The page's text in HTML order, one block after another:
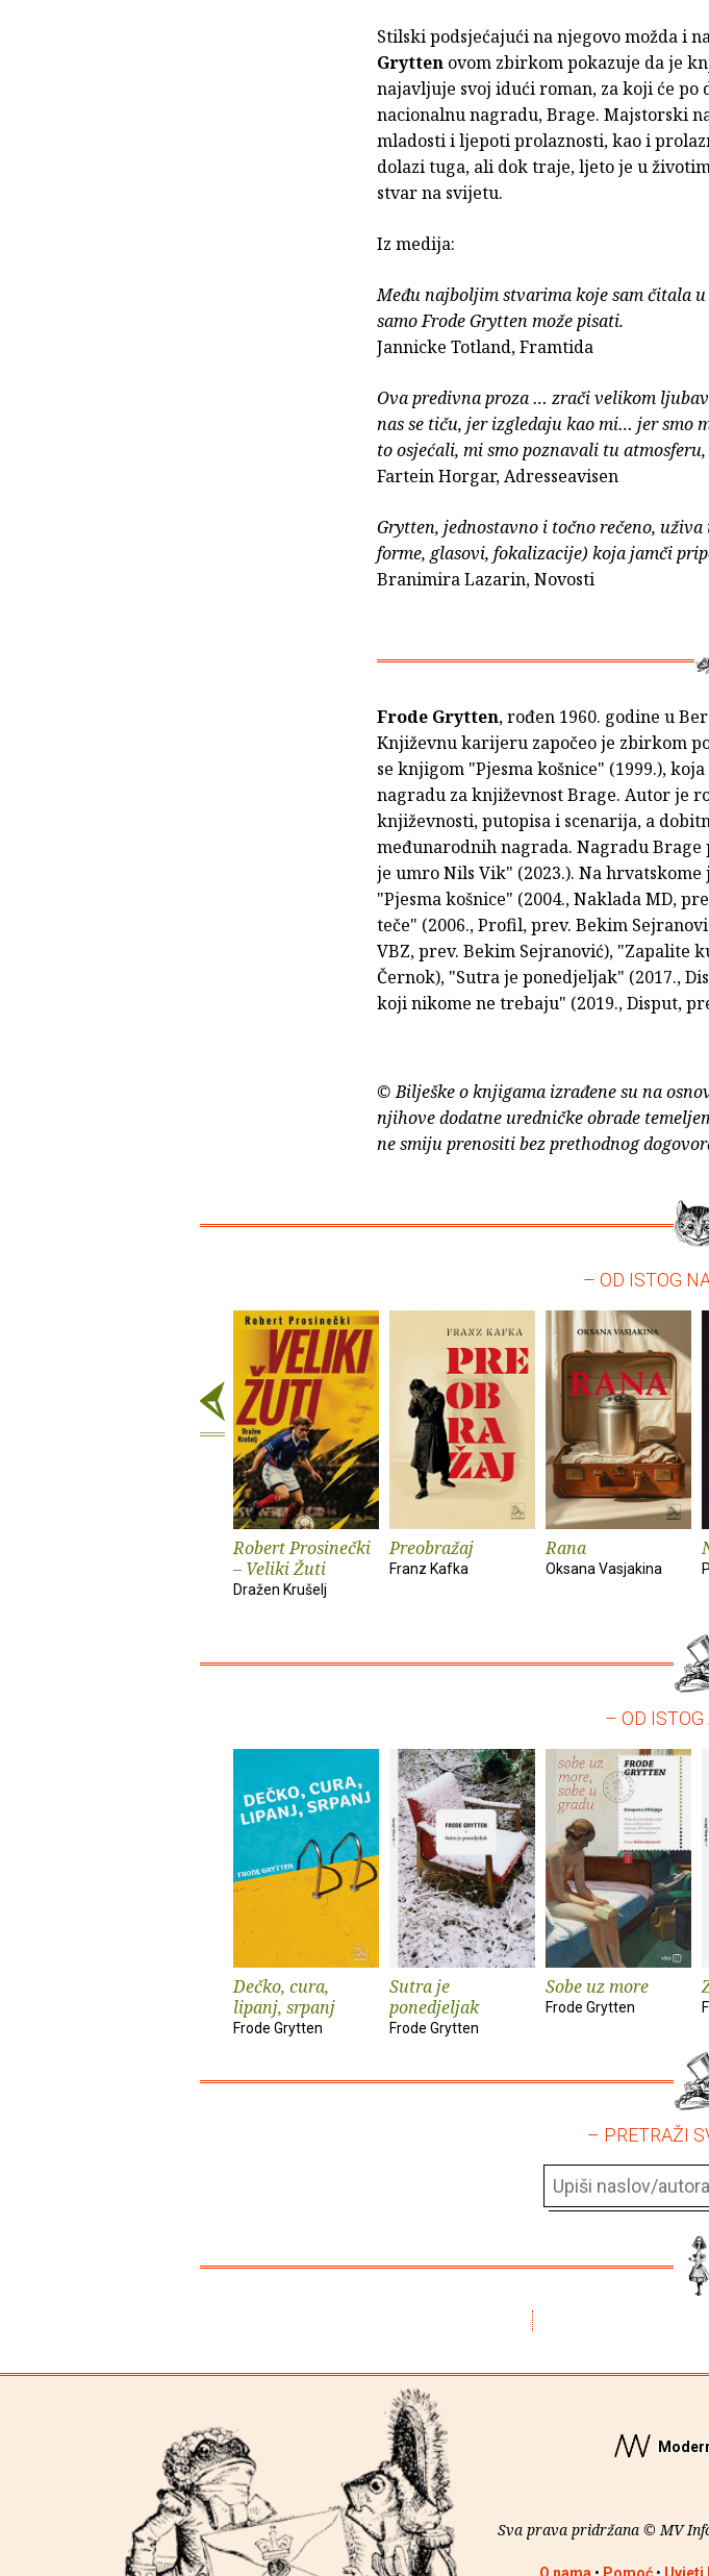
Stilski podsjećajući na njegovo možda i
Grytten ovom zbirkom pokazuje da je
najavljuje svoj idući roman, za koji će
nacionalnu nagradu, Brage. Majstorski
mladosti i ljepoti prolaznosti, kao i
dolazi tuga, ali dok traje, ljeto je u
stvar na svijetu.
Iz medija:
Među najboljim stvarima koje sam čitala
samo Frode Grytten može pisati.
Jannicke Totland, Framtida
Ova predivna proza … zrači velikom
nas se tiču, jer izgledaju kao mi… jer smo
to osjećali, mi smo poznavali tu
Fartein Horgar, Adresseavisen
Grytten, jednostavno i točno rečeno,
forme, glasovi, fokalizacije) koja jamči
Branimira Lazarin, Novosti
Frode Grytten, rođen 1960. godine u
Književnu karijeru započeo je zbirkom
se knjigom "Pjesma košnice" (1999.),
nagradu za književnost Brage. Autor je
književnosti, putopisa i scenarija, a
međunarodnih nagrada. Nagradu Brage
je umro Nils Vik" (2023.). Na
"Pjesma košnice" (2004., Naklada MD,
teče" (2006., Profil, prev. Bekim
VBZ, prev. Bekim Sejranović), "Zapalite
Černok), "Sutra je ponedjeljak" (2017.,
koji nikome ne trebaju" (2019., Disput,
© Bilješke o knjigama izrađene su na
njihove dodatne uredničke obrade
ne smiju prenositi bez prethodnog
– OD ISTOG
Robert Prosinečki
– Veliki Žuti
Dražen Krušelj
Preobražaj
Franz Kafka
Rana
Oksana Vasjakina
– OD
Dečko, cura,
lipanj, srpanj
Frode Grytten
Sutra je
ponedjeljak
Frode Grytten
Sobe uz more
Frode Grytten
– PRETRAŽI
Sva prava pridržana © MV
O nama • Pomoć• Uvjeti